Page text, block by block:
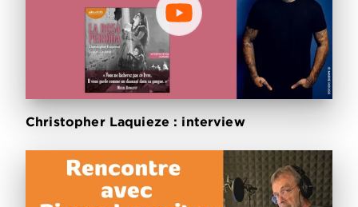
Christopher Laquieze : interview